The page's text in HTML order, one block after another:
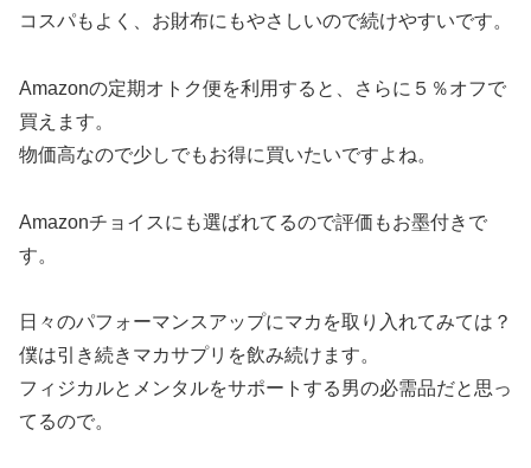
コスパもよく、お財布にもやさしいので続けやすいです。
Amazonの定期オトク便を利用すると、さらに５％オフで
買えます。
物価高なので少しでもお得に買いたいですよね。
Amazonチョイスにも選ばれてるので評価もお墨付きで
す。
日々のパフォーマンスアップにマカを取り入れてみては？
僕は引き続きマカサプリを飲み続けます。
フィジカルとメンタルをサポートする男の必需品だと思っ
てるので。